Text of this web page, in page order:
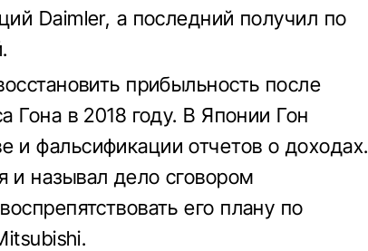
Daimler, а последний получил по
прибыльность после
Гона в 2018 году. В Японии Гон
и фальсификации отчетов о доходах.
и называл дело сговором
его плану по